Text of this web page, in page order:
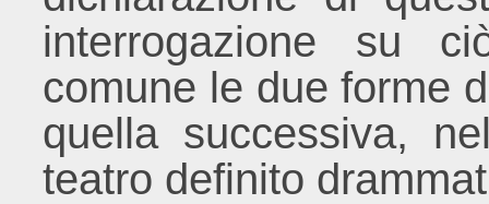
interrogazione su
comune le due forme
quella successiva,
teatro definito